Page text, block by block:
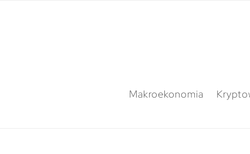
Makroekonomia